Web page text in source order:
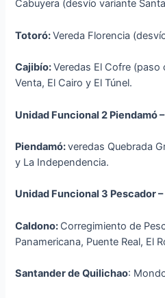
Cabuyera (desvío variante
Totoró:Vereda Florencia
Cajibío:Veredas El Cofre (paso
Venta, El Cairo y El Túnel.
Unidad Funcional 2 Piendamó
Piendamó:veredas Quebrada
y La Independencia.
Unidad Funcional 3 Pescador
Caldono: Corregimiento de
Panamericana, Puente Real, El
Santander de Quilichao: